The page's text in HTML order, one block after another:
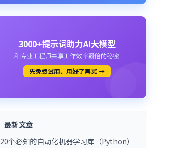
3000+提示词助力AI大模型
和专业工程师共享工作效率翻倍的秘密
先免费试用、用好了再买 →
最新文章
20个必知的自动化机器学习库（Python）